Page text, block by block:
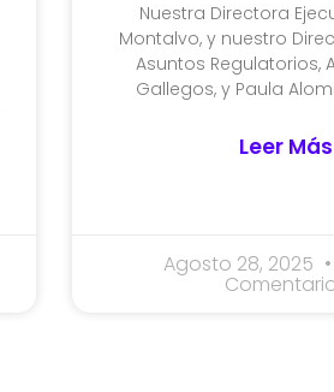
Nuestra Directora
Montalvo, y nuestro
Asuntos Regulatorios,
Gallegos, y Paula
Leer Más
Agosto 28, 2025